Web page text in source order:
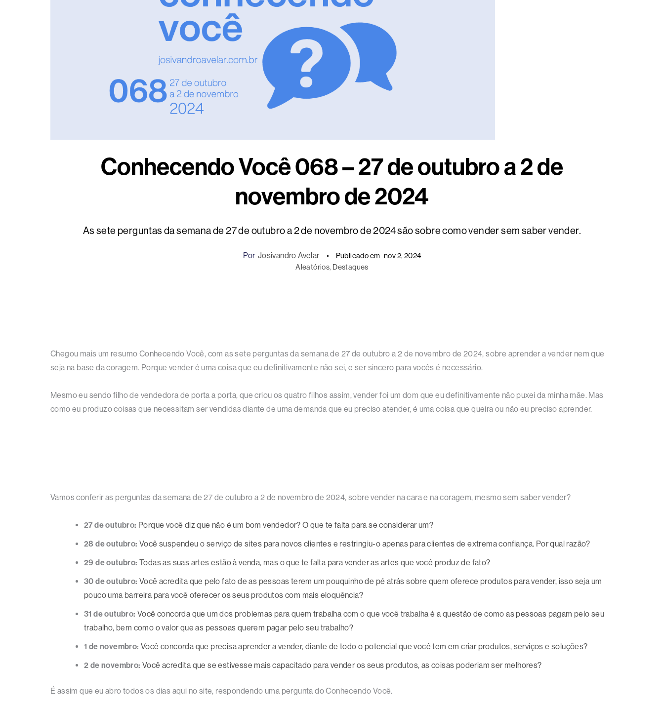
Conhecendo Você 068 – 27 de outubro a 2 de
novembro de 2024
As sete perguntas da semana de 27 de outubro a 2 de novembro de 2024 são sobre como vender sem saber vender.
Por Josivandro Avelar Publicado em nov 2, 2024
Aleatórios, Destaques
Chegou mais um resumo Conhecendo Você, com as sete perguntas da semana de 27 de outubro a 2 de novembro de 2024, sobre aprender a vender nem que
seja na base da coragem. Porque vender é uma coisa que eu definitivamente não sei, e ser sincero para vocês é necessário.
Mesmo eu sendo filho de vendedora de porta a porta, que criou os quatro filhos assim, vender foi um dom que eu definitivamente não puxei da minha mãe. Mas
como eu produzo coisas que necessitam ser vendidas diante de uma demanda que eu preciso atender, é uma coisa que queira ou não eu preciso aprender.
Vamos conferir as perguntas da semana de 27 de outubro a 2 de novembro de 2024, sobre vender na cara e na coragem, mesmo sem saber vender?
27 de outubro: Porque você diz que não é um bom vendedor? O que te falta para se considerar um?
28 de outubro: Você suspendeu o serviço de sites para novos clientes e restringiu-o apenas para clientes de extrema confiança. Por qual razão?
29 de outubro: Todas as suas artes estão à venda, mas o que te falta para vender as artes que você produz de fato?
30 de outubro: Você acredita que pelo fato de as pessoas terem um pouquinho de pé atrás sobre quem oferece produtos para vender, isso seja um
pouco uma barreira para você oferecer os seus produtos com mais eloquência?
31 de outubro: Você concorda que um dos problemas para quem trabalha com o que você trabalha é a questão de como as pessoas pagam pelo seu
trabalho, bem como o valor que as pessoas querem pagar pelo seu trabalho?
1 de novembro: Você concorda que precisa aprender a vender, diante de todo o potencial que você tem em criar produtos, serviços e soluções?
2 de novembro: Você acredita que se estivesse mais capacitado para vender os seus produtos, as coisas poderiam ser melhores?
É assim que eu abro todos os dias aqui no site, respondendo uma pergunta do Conhecendo Você.